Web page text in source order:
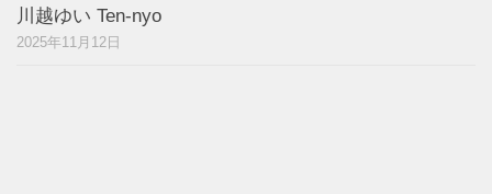
川越ゆい Ten-nyo
2025年11月12日